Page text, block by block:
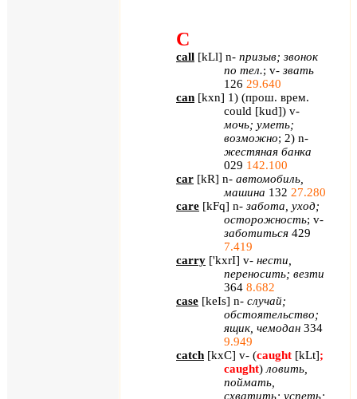
C
call [kLl] n- призыв; звонок
по тел.; v- звать
126 29.640
can [kxn] 1) (прош. врем.
could [kud]) v-
мочь; уметь;
возможно; 2) n-
жестяная банка
029 142.100
car [kR] n- автомобиль,
машина 132 27.280
care [kFq] n- забота, уход;
осторожность; v-
заботиться 429
7.419
carry ['kxrI] v- нести,
переносить; везти
364 8.682
case [keIs] n- случай;
обстоятельство;
ящик, чемодан 334
9.949
catch [kxC] v- (caught [kLt];
caught) ловить,
поймать,
схватить; успеть;